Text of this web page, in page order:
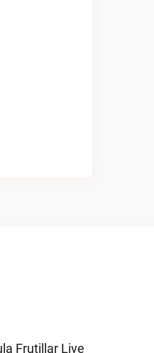
Frutillar Live